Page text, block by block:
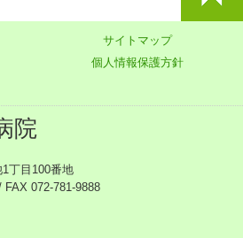
サイトマップ
個人情報保護方針
院
丁目100番地
FAX 072-781-9888